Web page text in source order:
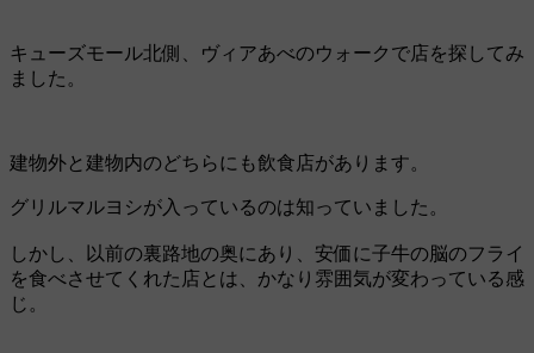
キューズモール北側、ヴィアあべのウォークで店を探してみ
ました。
建物外と建物内のどちらにも飲食店があります。
グリルマルヨシが入っているのは知っていました。
しかし、以前の裏路地の奥にあり、安価に子牛の脳のフライ
を食べさせてくれた店とは、かなり雰囲気が変わっている感
じ。